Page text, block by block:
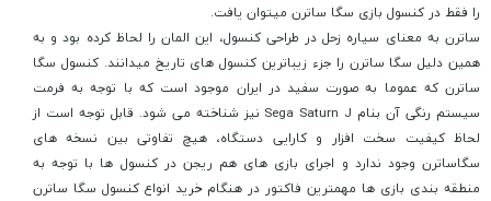
را فقط در کنسول بازی سگا ساترن میتوان یافت.
ساترن به معنای سیاره زحل در طراحی کنسول، این المان را لحاظ کرده بود و به
همین دلیل سگا ساترن را جزء زیباترین کنسول های تاریخ میدانند. کنسول سگا
ساترن که عموما به صورت سفید در ایران موجود است که با توجه به فرمت
سیستم رنگی آن بنام Sega Saturn J نیز شناخته می شود. قابل توجه است از
لحاظ کیفیت سخت افزار و کارایی دستگاه، هیچ تفاوتی بین نسخه های
سگاساترن وجود ندارد و اجرای بازی های هم ریجن در کنسول ها با توجه به
منطقه بندی بازی ها مهمترین فاکتور در هنگام خرید انواع کنسول سگا ساترن